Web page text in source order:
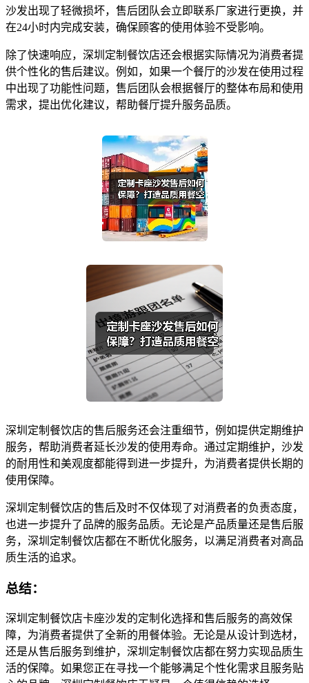
沙发出现了轻微损坏，售后团队会立即联系厂家进行更换，并
在24小时内完成安装，确保顾客的使用体验不受影响。
除了快速响应，深圳定制餐饮店还会根据实际情况为消费者提
供个性化的售后建议。例如，如果一个餐厅的沙发在使用过程
中出现了功能性问题，售后团队会根据餐厅的整体布局和使用
需求，提出优化建议，帮助餐厅提升服务品质。
深圳定制餐饮店的售后服务还会注重细节，例如提供定期维护
服务，帮助消费者延长沙发的使用寿命。通过定期维护，沙发
的耐用性和美观度都能得到进一步提升，为消费者提供长期的
使用保障。
深圳定制餐饮店的售后及时不仅体现了对消费者的负责态度，
也进一步提升了品牌的服务品质。无论是产品质量还是售后服
务，深圳定制餐饮店都在不断优化服务，以满足消费者对高品
质生活的追求。
总结：
深圳定制餐饮店卡座沙发的定制化选择和售后服务的高效保
障，为消费者提供了全新的用餐体验。无论是从设计到选材，
还是从售后服务到维护，深圳定制餐饮店都在努力实现品质生
活的保障。如果您正在寻找一个能够满足个性化需求且服务贴